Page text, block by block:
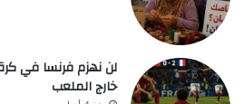
لن نهزم فرنسا في
خارج الملعب